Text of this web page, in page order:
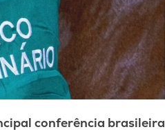
conferência brasileira